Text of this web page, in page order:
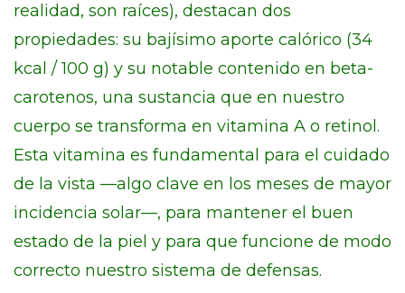
realidad, son raíces), destacan dos
propiedades: su bajísimo aporte calórico (34
kcal / 100 g) y su notable contenido en beta-
carotenos, una sustancia que en nuestro
cuerpo se transforma en vitamina A o retinol.
Esta vitamina es fundamental para el cuidado
de la vista —algo clave en los meses de mayor
incidencia solar—, para mantener el buen
estado de la piel y para que funcione de modo
correcto nuestro sistema de defensas.